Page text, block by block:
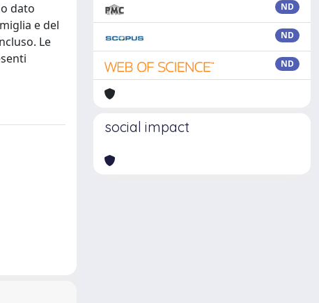
dato
e del
Le
ND
ND
ND
social impact